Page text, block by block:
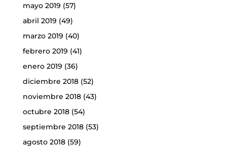
mayo 2019 (57)
abril 2019 (49)
marzo 2019 (40)
febrero 2019 (41)
enero 2019 (36)
diciembre 2018(52)
noviembre 2018(43)
octubre 2018(54)
septiembre 2018(53)
agosto 2018(59)